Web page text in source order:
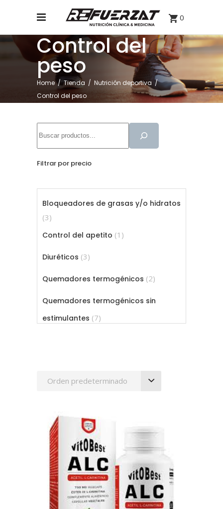
0
Control del
peso
Home/Tienda / Nutrición deportiva /
Control del peso
Orden predeterminado
AÑADIR AL CARRITO
Filtrar por precio
Bloqueadores de grasas y/o hidratos
33
Control del apetito 1 1
producto
Diuréticos 33
productos
Quemadores termogénicos 22
productos
Quemadores termogénicos sin
estimulantes 77
productos